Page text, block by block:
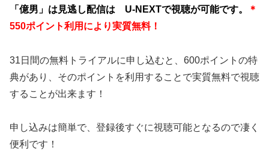
「億男」は 見逃し配信は U-NEXTで視聴が可能です。
＊
550ポイント利用により実質無料！
31日間の無料トライアルに申し込むと、600ポイントの特
典があり、そのポイントを利用することで実質無料で視聴
することが出来ます！
申し込みは簡単で、登録後すぐに視聴可能となるので凄く
便利です！